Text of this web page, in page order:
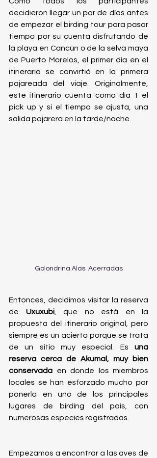
decidieron llegar un par de días antes
de empezar el birding tour para pasar
tiempo por su cuenta disfrutando de
la playa en Cancún o de la selva maya
de Puerto Morelos, el primer día en el
itinerario se convirtió en la primera
pajareada del viaje. Originalmente,
este itinerario cuenta como día 1 el
pick up y si el tiempo se ajusta, una
salida pajarera en la tarde/noche.
Golondrina Alas  Acerradas
Entonces, decidimos visitar la reserva
de Uxuxubi, que no está en la
propuesta del itinerario original, pero
siempre es un acierto porque se trata
de un sitio muy especial. Es una
reserva cerca de Akumal, muy bien
conservada en donde los miembros
locales se han esforzado mucho por
ponerlo en uno de los principales
lugares de birding del país, con
numerosas especies registradas.
Empezamos a encontrar a las aves de